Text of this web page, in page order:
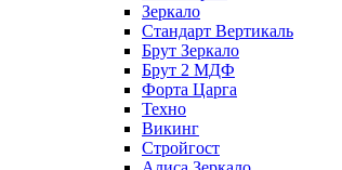
Зеркало
Стандарт Вертикаль
Брут Зеркало
Брут 2 МДФ
Форта Царга
Техно
Викинг
Стройгост